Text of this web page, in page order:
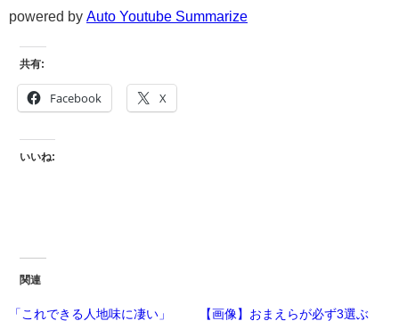
powered by Auto Youtube Summarize
共有:
Facebook X
いいね:
関連
「これできる人地味に凄い」
【画像】おまえらが必ず3選ぶ